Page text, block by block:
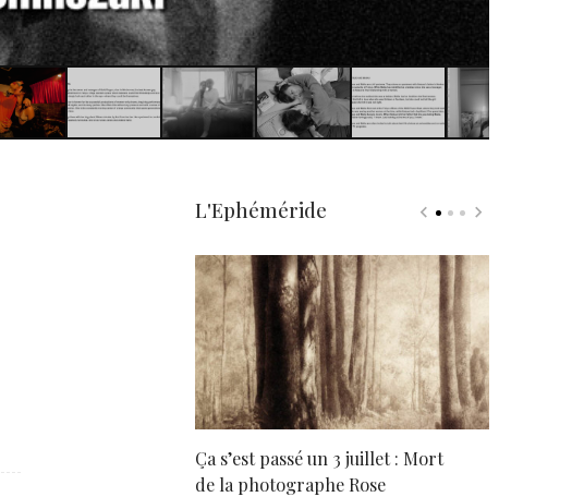
L'Ephéméride
Ça s’est passé un 3 juillet : Mort
de la photographe Rose